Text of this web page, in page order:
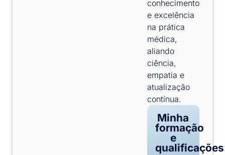
conhecimento
e excelência
na prática
médica,
aliando
ciência,
empatia e
atualização
contínua.
Minha
formação
e